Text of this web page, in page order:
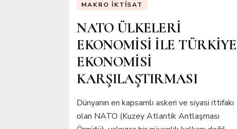
MAKRO İKTISAT
NATO ÜLKELERİ
EKONOMİSİ İLE TÜRKİYE
EKONOMİSİ
KARŞILAŞTIRMASI
Dünyanın en kapsamlı askeri ve siyasi ittifakı
olan NATO (Kuzey Atlantik Antlaşması